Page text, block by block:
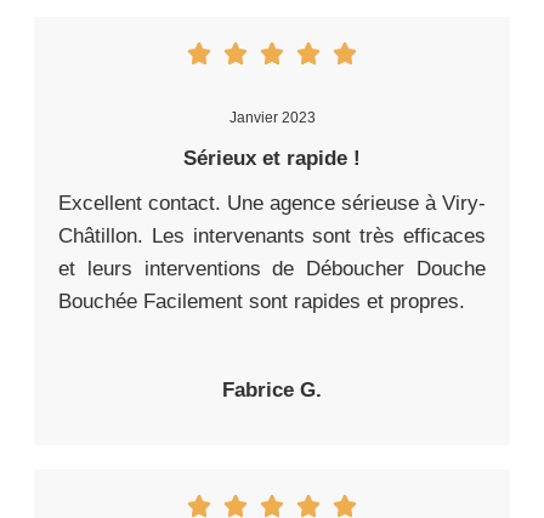
Janvier 2023
Sérieux et rapide !
Excellent contact. Une agence sérieuse à Viry-
Châtillon. Les intervenants sont très efficaces
et leurs interventions de Déboucher Douche
Bouchée Facilement sont rapides et propres.
Fabrice G.